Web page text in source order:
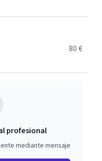
80 €
profesional
mediante mensaje